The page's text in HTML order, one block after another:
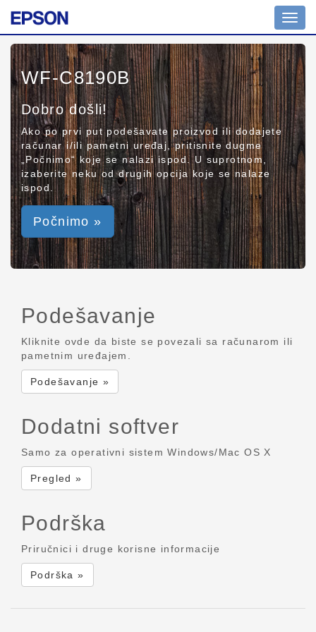
WF-C8190B
Dobro došli!
Ako po prvi put podešavate proizvod ili dodajete
računar i/ili pametni uređaj, pritisnite dugme
„Počnimo“ koje se nalazi ispod. U suprotnom,
izaberite neku od drugih opcija koje se nalaze
ispod.
Počnimo »
Podešavanje
Kliknite ovde da biste se povezali sa računarom ili
pametnim uređajem.
Podešavanje »
Dodatni softver
Samo za operativni sistem Windows/Mac OS X
Pregled »
Podrška
Priručnici i druge korisne informacije
Podrška »